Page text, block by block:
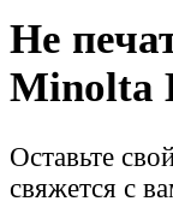
Не
Minolta
Оставьте
свяжется с